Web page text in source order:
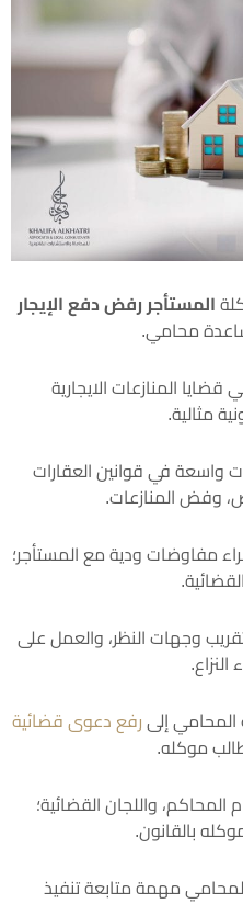
المستأجر رفض دفع الإيجار
محامي.
المنازعات الايجارية
مثالية.
واسعة في قوانين العقارات
وفض المنازعات.
مفاوضات ودية مع المستأجر؛
وجهات النظر، والعمل على
المحامي إلى رفع دعوى قضائية
موكله.
واللجان القضائية؛
بالقانون.
مهمة متابعة تنفيذ